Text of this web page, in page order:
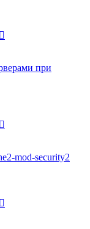
при
mod-security2